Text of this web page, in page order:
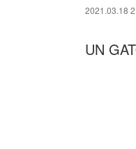
2021.03.18
UN